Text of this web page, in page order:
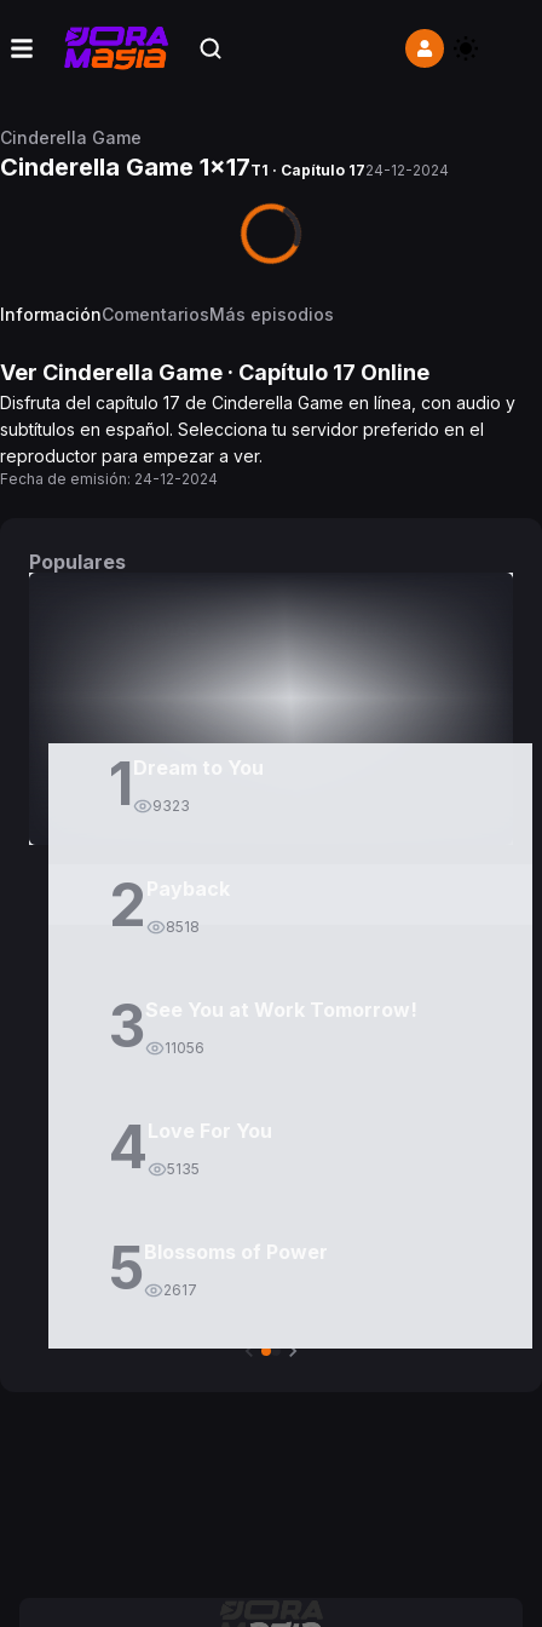
Cinderella Game
Cinderella Game 1x17T1 · Capítulo 1724-12-2024
InformaciónComentariosMás episodios
Ver Cinderella Game · Capítulo 17 Online
Disfruta del capítulo 17 de Cinderella Game en línea, con audio y
subtítulos en español. Selecciona tu servidor preferido en el
reproductor para empezar a ver.
Fecha de emisión: 24-12-2024
Populares
1 Dream to You
9323
2 8518
3See You at Work Tomorrow!
11056
4Love For You
5135
5Blossoms of Power
2617